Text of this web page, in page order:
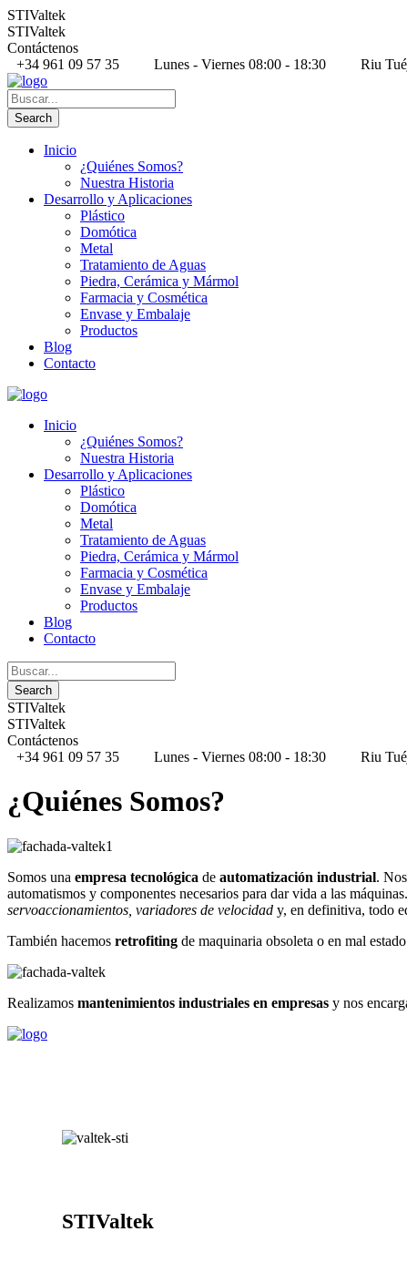
STIValtek
STIValtek
Contáctenos
+34 961 09 57 35
Lunes - Viernes 08:00 - 18:30 Riu
Inicio
¿Quiénes Somos?
Nuestra Historia
Desarrollo y Aplicaciones
Plástico
Domótica
Metal
Tratamiento de Aguas
Piedra, Cerámica y Mármol
Farmacia y Cosmética
Envase y Embalaje
Productos
Blog
Contacto
Inicio
¿Quiénes Somos?
Nuestra Historia
Desarrollo y Aplicaciones
Plástico
Domótica
Metal
Tratamiento de Aguas
Piedra, Cerámica y Mármol
Farmacia y Cosmética
Envase y Embalaje
Productos
Blog
Contacto
STIValtek
STIValtek
Contáctenos
+34 961 09 57 35
Lunes - Viernes 08:00 - 18:30 Riu
¿Quiénes Somos?
Somos una empresa tecnológica de automatización industrial.
automatismos y componentes necesarios para dar vida a las máquinas.
servoaccionamientos, variadores de velocidad y, en definitiva, todo
También hacemos retrofiting de maquinaria obsoleta o en mal
Realizamos mantenimientos industriales en empresas y nos
STIValtek